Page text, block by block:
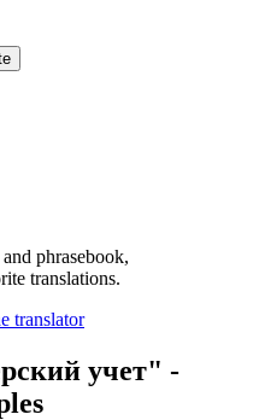
phrasebook,
translations.
учет" -